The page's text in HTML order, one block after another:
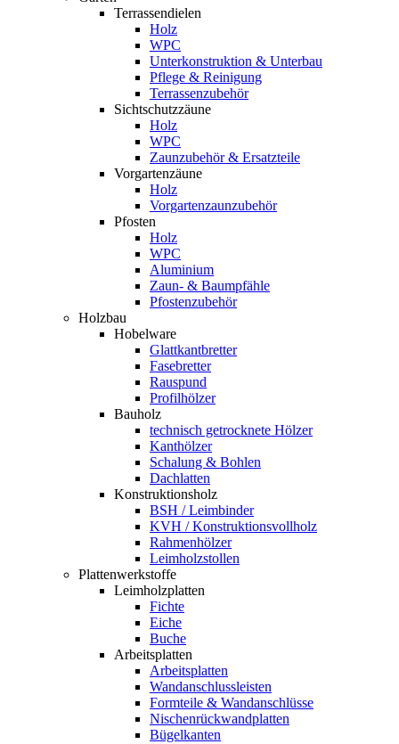
Terrassendielen
Holz
WPC
Unterkonstruktion & Unterbau
Pflege & Reinigung
Terrassenzubehör
Sichtschutzzäune
Holz
WPC
Zaunzubehör & Ersatzteile
Vorgartenzäune
Holz
Vorgartenzaunzubehör
Pfosten
Holz
WPC
Aluminium
Zaun- & Baumpfähle
Pfostenzubehör
Holzbau
Hobelware
Glattkantbretter
Fasebretter
Rauspund
Profilhölzer
Bauholz
technisch getrocknete Hölzer
Kanthölzer
Schalung & Bohlen
Dachlatten
Konstruktionsholz
BSH / Leimbinder
KVH / Konstruktionsvollholz
Rahmenhölzer
Leimholzstollen
Plattenwerkstoffe
Leimholzplatten
Fichte
Eiche
Buche
Arbeitsplatten
Arbeitsplatten
Wandanschlussleisten
Formteile & Wandanschlüsse
Nischenrückwandplatten
Bügelkanten